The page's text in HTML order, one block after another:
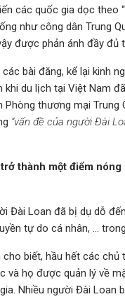
các quốc gia dọc
như công dân Trung
được phản ánh đầy đủ
bài đăng, kể lại kinh
du lịch tại Việt Nam
thương mại
“vấn đề của người Đài
thành một điểm
Đài Loan đã bị dụ dỗ
tự do cá nhân, …
biết, hầu hết các
và họ được quản lý về
Nhiều người Đài